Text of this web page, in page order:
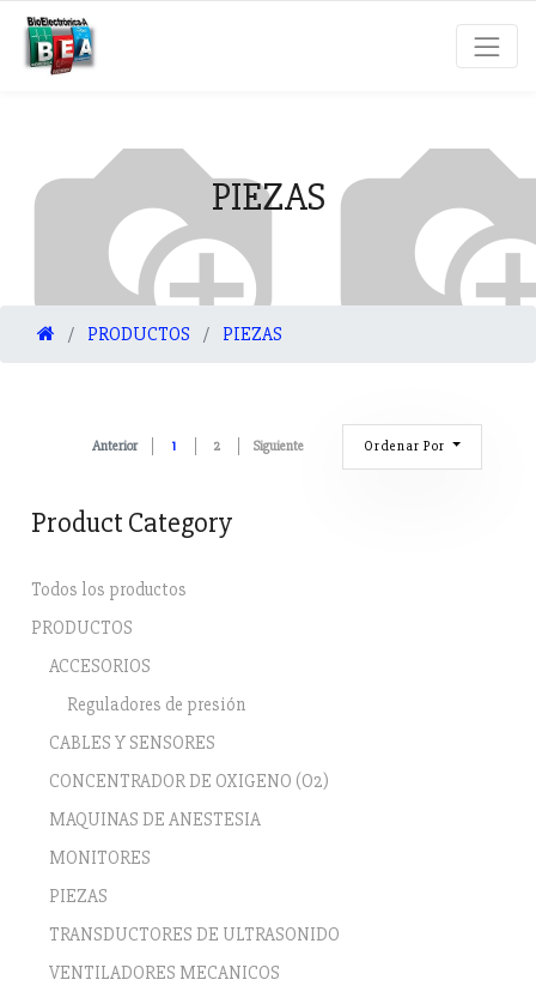
PIEZAS
PRODUCTOS PIEZAS
Anterior 1 2 Siguiente Ordenar Por
Product Category
Todos los productos
PRODUCTOS
ACCESORIOS
Reguladores de presión
CABLES Y SENSORES
CONCENTRADOR DE OXIGENO (O2)
MAQUINAS DE ANESTESIA
MONITORES
PIEZAS
TRANSDUCTORES DE ULTRASONIDO
VENTILADORES MECANICOS